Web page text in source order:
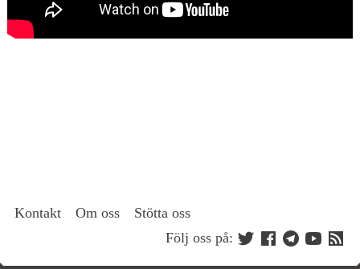
Kontakt Om oss
Stötta oss
Följ oss på: